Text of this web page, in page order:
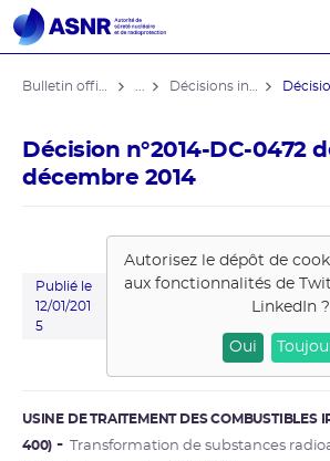
Décision n°2014-DC-0472
décembre 2014
Publié le
12/01/201
5
Autorisez le dépôt de
aux fonctionnalités de
LinkedIn?
Oui
USINE DE TRAITEMENT DES COMBUSTIBLES
400)
Transformation de substances